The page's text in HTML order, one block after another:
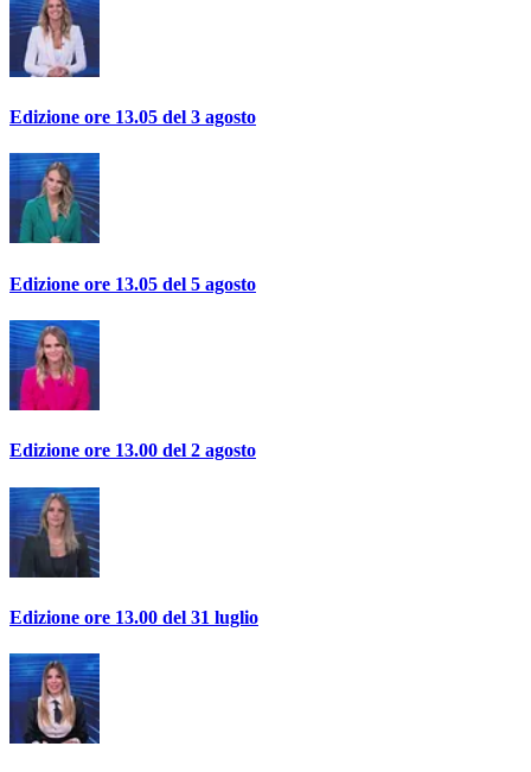
Edizione ore 13.05 del 3 agosto
Edizione ore 13.05 del 5 agosto
Edizione ore 13.00 del 2 agosto
Edizione ore 13.00 del 31 luglio